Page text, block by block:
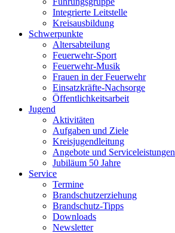
Integrierte Leitstelle
Kreisausbildung
Schwerpunkte
Altersabteilung
Feuerwehr-Sport
Feuerwehr-Musik
Frauen in der Feuerwehr
Einsatzkräfte-Nachsorge
Öffentlichkeitsarbeit
Jugend
Aktivitäten
Aufgaben und Ziele
Kreisjugendleitung
Angebote und Serviceleistungen
Jubiläum 50 Jahre
Service
Termine
Brandschutzerziehung
Brandschutz-Tipps
Downloads
Newsletter